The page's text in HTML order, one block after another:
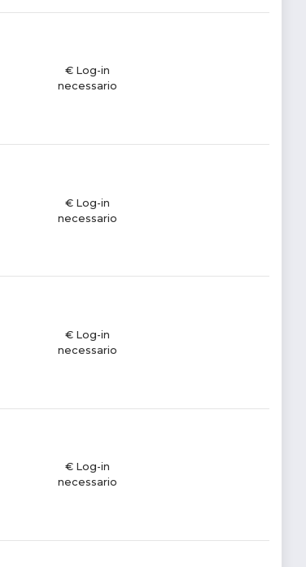
€ Log-in
necessario
€ Log-in
necessario
€ Log-in
necessario
€ Log-in
necessario